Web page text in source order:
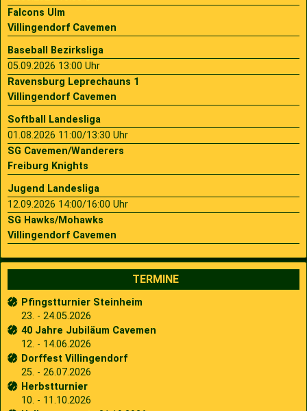
Falcons Ulm
Villingendorf Cavemen
Baseball Bezirksliga
05.09.2026 13:00 Uhr
Ravensburg Leprechauns 1
Villingendorf Cavemen
Softball Landesliga
01.08.2026 11:00/13:30 Uhr
SG Cavemen/Wanderers
Freiburg Knights
Jugend Landesliga
12.09.2026 14:00/16:00 Uhr
SG Hawks/Mohawks
Villingendorf Cavemen
TERMINE
Pfingstturnier Steinheim
23. - 24.05.2026
40 Jahre Jubiläum Cavemen
12. - 14.06.2026
Dorffest Villingendorf
25. - 26.07.2026
Herbstturnier
10. - 11.10.2026